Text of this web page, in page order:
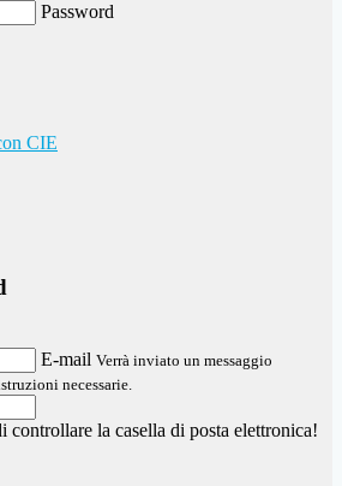
Password
CIE
E-mail Verrà inviato un messaggio
necessarie.
controllare la casella di posta elettronica!